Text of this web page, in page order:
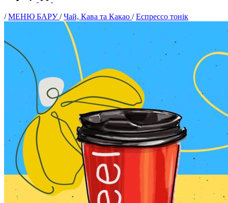
/МЕНЮ БАРУ/Чай, Кава та Какао /Еспрессо тонік